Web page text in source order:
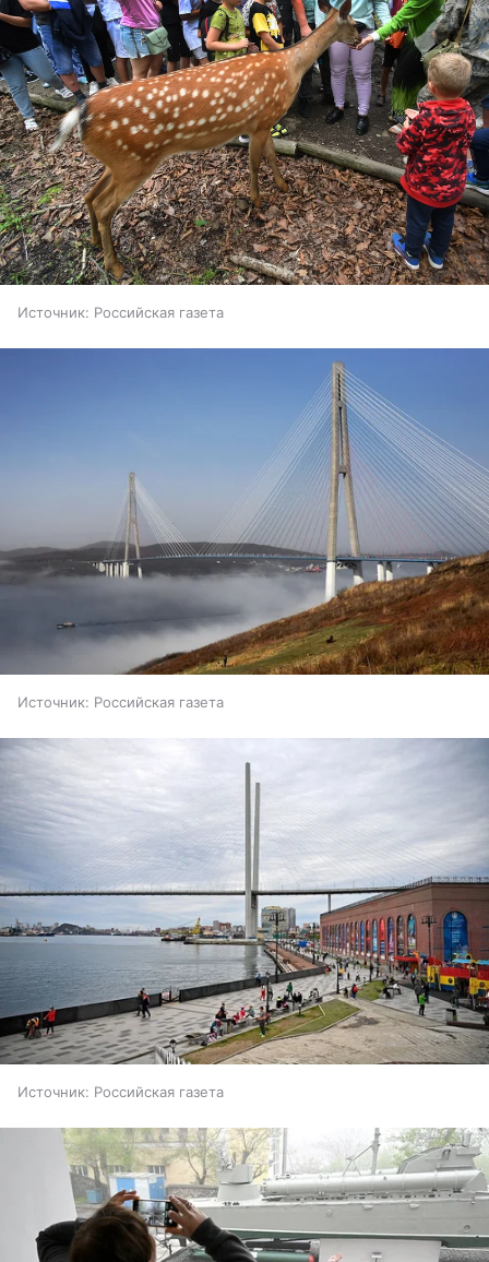
Источник: Российская газета
Источник: Российская газета
Источник: Российская газета